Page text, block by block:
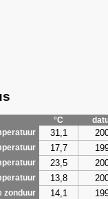
°C
31,1
17,7
23,5
13,8
zonduur 14,1